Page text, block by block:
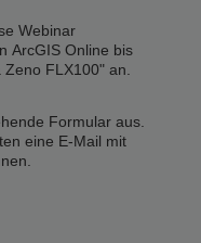
Webinar
ArcGIS Online bis
FLX100" an.
Formular aus.
eine E-Mail mit